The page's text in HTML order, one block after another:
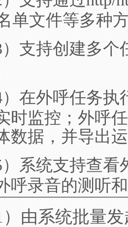
单文件等多种
支持创建多个
在外呼任务执
时监控；外呼
数据，并导出
系统支持查看
呼录音的测听
由系统批量